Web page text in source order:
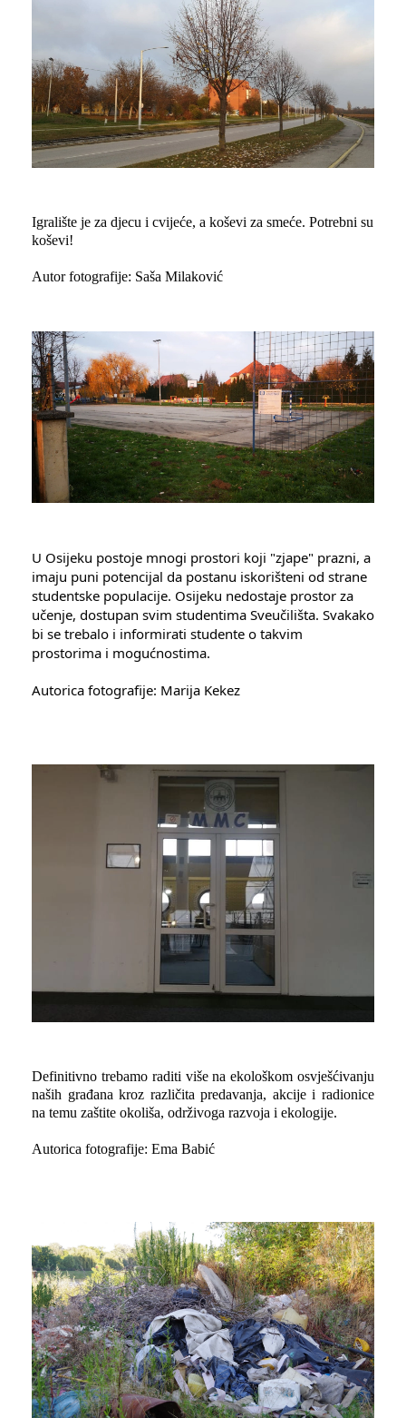
Igralište je za djecu i cvijeće, a koševi za smeće. Potrebni su
koševi!
Autor fotografije: Saša Milaković
U Osijeku postoje mnogi prostori koji "zjape" prazni, a
imaju puni potencijal da postanu iskorišteni od strane
studentske populacije. Osijeku nedostaje prostor za
učenje, dostupan svim studentima Sveučilišta. Svakako
bi se trebalo i informirati studente o takvim
prostorima i mogućnostima.
Autorica fotografije: Marija Kekez
Definitivno trebamo raditi više na ekološkom osvješćivanju
naših građana kroz različita predavanja, akcije i radionice
na temu zaštite okoliša, održivoga razvoja i ekologije.
Autorica fotografije: Ema Babić